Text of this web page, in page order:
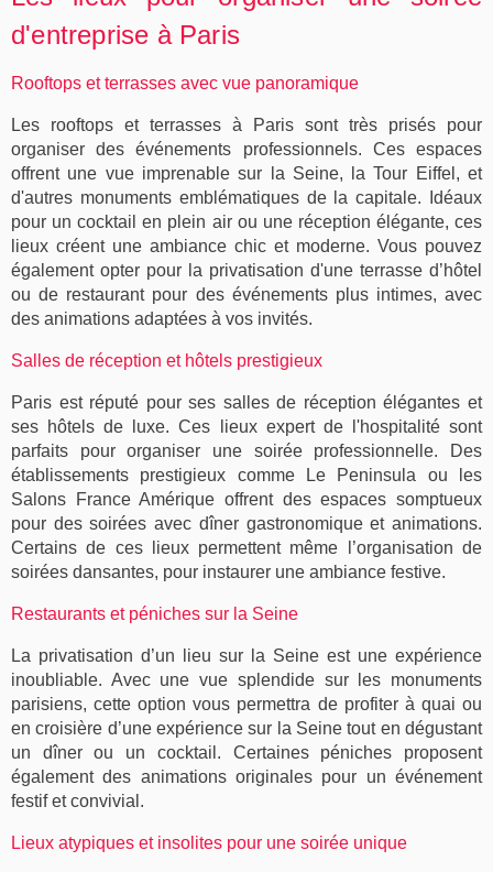
d'entreprise à Paris
Rooftops et terrasses avec vue panoramique
Les rooftops et terrasses à Paris sont très prisés pour
organiser des événements professionnels. Ces espaces
offrent une vue imprenable sur la Seine, la Tour Eiffel, et
d'autres monuments emblématiques de la capitale. Idéaux
pour un cocktail en plein air ou une réception élégante, ces
lieux créent une ambiance chic et moderne. Vous pouvez
également opter pour la privatisation d'une terrasse d’hôtel
ou de restaurant pour des événements plus intimes, avec
des animations adaptées à vos invités.
Salles de réception et hôtels prestigieux
Paris est réputé pour ses salles de réception élégantes et
ses hôtels de luxe. Ces lieux expert de l'hospitalité sont
parfaits pour organiser une soirée professionnelle. Des
établissements prestigieux comme Le Peninsula ou les
Salons France Amérique offrent des espaces somptueux
pour des soirées avec dîner gastronomique et animations.
Certains de ces lieux permettent même l’organisation de
soirées dansantes, pour instaurer une ambiance festive.
Restaurants et péniches sur la Seine
La privatisation d’un lieu sur la Seine est une expérience
inoubliable. Avec une vue splendide sur les monuments
parisiens, cette option vous permettra de profiter à quai ou
en croisière d’une expérience sur la Seine tout en dégustant
un dîner ou un cocktail. Certaines péniches proposent
également des animations originales pour un événement
festif et convivial.
Lieux atypiques et insolites pour une soirée unique